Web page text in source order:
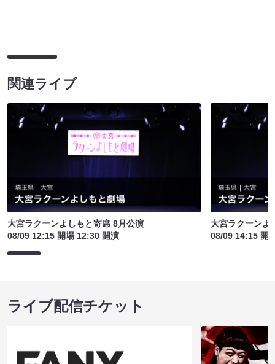
関連ライブ
大宮ラクーンよしもと寄席 8月公演
08/09 12:15 開場 12:30 開演
大宮ラクーンよ
08/09 14:15 開
ライブ配信チケット